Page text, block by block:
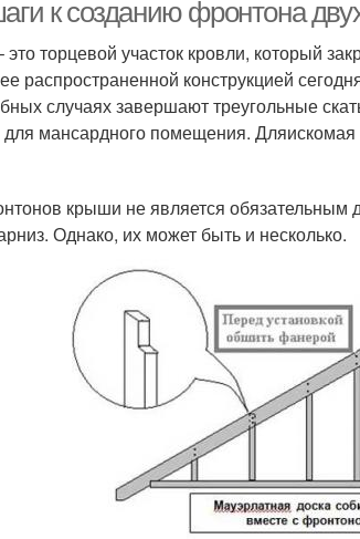
к созданию фронтона
торцевой участок кровли, который
распространенной конструкцией
случаях завершают треугольные
для мансардного помещения.
крыши не является обязательным
Однако, их может быть и несколько.